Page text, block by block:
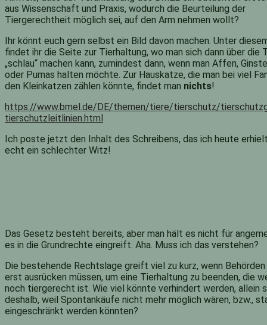
aus Wissenschaft und Praxis, wodurch die Beurteilung der
Tiergerechtheit möglich sei, auf den Arm nehmen wollt?
Ihr könnt euch gern selbst ein Bild davon machen. Unter
findet ihr die Seite zur Tierhaltung, wo man sich dann über die
„schlau“ machen kann, zumindest dann, wenn man Affen,
oder Pumas halten möchte. Zur Hauskatze, die man bei viel
den Kleinkatzen zählen könnte, findet man nichts!
https://www.bmel.de/DE/themen/tiere/tierschutz/
tierschutzleitlinien.html
Ich poste jetzt den Inhalt des Schreibens, das ich heute
echt ein schlechter Witz!
Das Gesetz besteht bereits, aber man hält es nicht für
es in die Grundrechte eingreift. Aha. Muss ich das verstehen?
Die bestehende Rechtslage greift viel zu kurz, wenn Behörden
erst ausrücken müssen, um eine Tierhaltung zu beenden, die
noch tiergerecht ist. Wie viel könnte verhindert werden, allein
deshalb, weil Spontankäufe nicht mehr möglich wären, bzw.,
eingeschränkt werden könnten?